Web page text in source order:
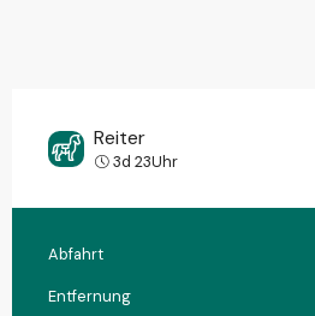
Reiter
3d 23Uhr
Praktische
Abfahrt
Entfernung